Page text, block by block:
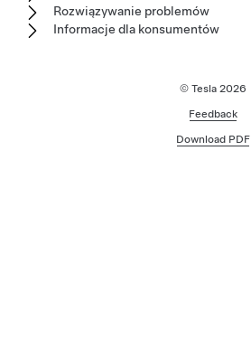
Rozwiązywanie problemów
Informacje dla konsumentów
© Tesla 2026
Feedback
Download PDF